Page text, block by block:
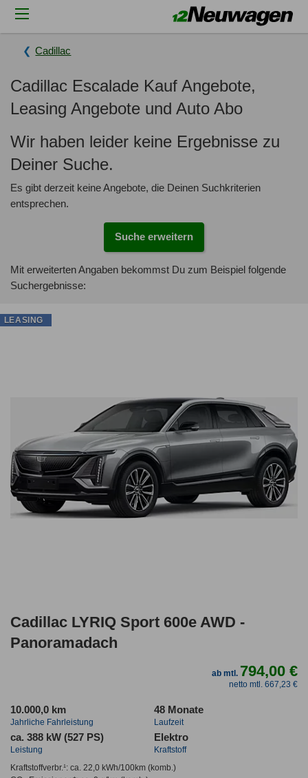
Cadillac
Cadillac Escalade Kauf Angebote,
Leasing Angebote und Auto Abo
Wir haben leider keine Ergebnisse zu
Deiner Suche.
Es gibt derzeit keine Angebote, die Deinen Suchkriterien
entsprechen.
Suche erweitern
Mit erweiterten Angaben bekommst Du zum Beispiel folgende
Suchergebnisse:
Cadillac LYRIQ Sport 600e AWD -
Panoramadach
ab mtl. 794,00 €
netto mtl. 667,23 €
10.000,0 km
Jahrliche Fahrleistung
48 Monate
Laufzeit
ca. 388 kW (527 PS)
Leistung
Elektro
Kraftstoff
Kraftstoffverbr.¹: ca. 22,0 kWh/100km(komb.)
LEASING